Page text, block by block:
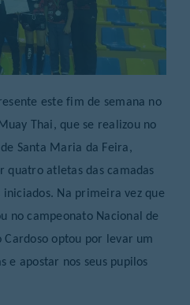
este fim de semana no
Thai, que se realizou no
Santa Maria da Feira,
quatro atletas das camadas
iniciados. Na primeira vez que
no campeonato Nacional de
optou por levar um
e apostar nos seus pupilos